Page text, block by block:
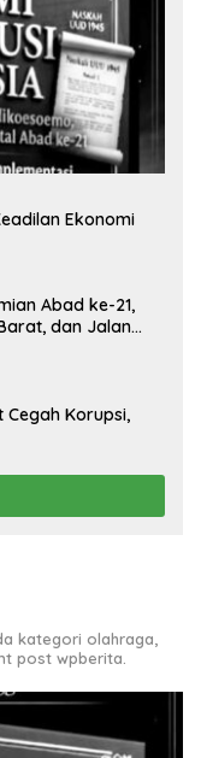
Ekonomi
Abad ke-21,
dan Jalan
Cegah Korupsi,
kategori olahraga,
post wpberita.